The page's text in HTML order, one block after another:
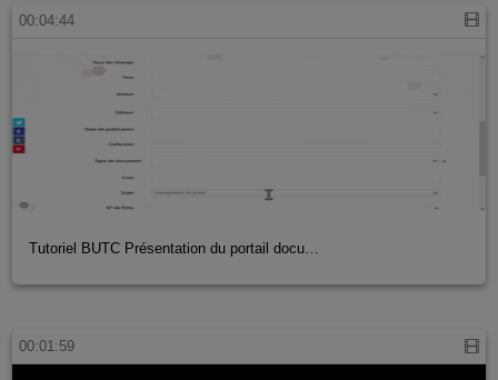
00:04:44
Tutoriel BUTC Présentation du portail docu…
00:01:59